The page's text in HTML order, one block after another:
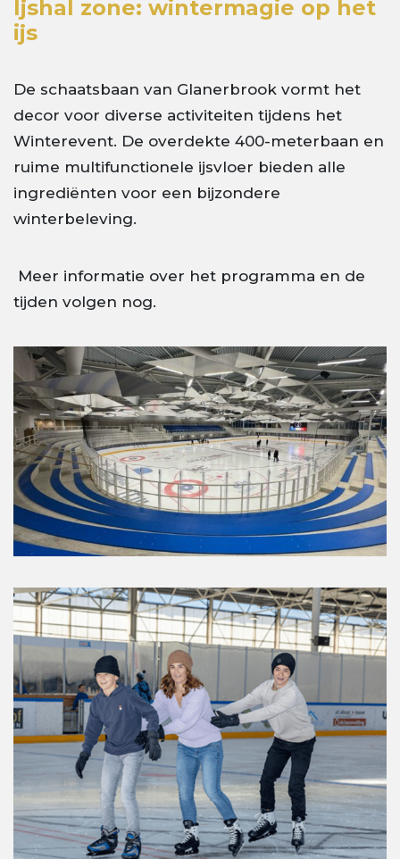
Ijshal zone: wintermagie op het
ijs
De schaatsbaan van Glanerbrook vormt het
decor voor diverse activiteiten tijdens het
Winterevent. De overdekte 400-meterbaan en
ruime multifunctionele ijsvloer bieden alle
ingrediënten voor een bijzondere
winterbeleving.
Meer informatie over het programma en de
tijden volgen nog.